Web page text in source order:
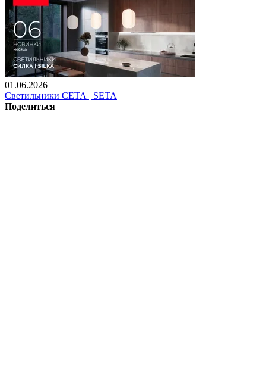
01.06.2026
Светильники СЕТА | SETA
Поделиться